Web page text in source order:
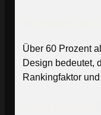
Über 60 Prozent
Design bedeutet,
Rankingfaktor